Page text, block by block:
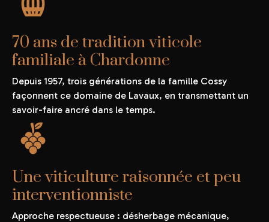
70 ans de tradition viticole
familiale à Chardonne
Depuis 1957, trois générations de la famille Cossy
façonnent ce domaine de Lavaux, en transmettant un
savoir-faire ancré dans le temps.
Une viticulture raisonnée et peu
interventionniste
Approche respectueuse : désherbage mécanique,